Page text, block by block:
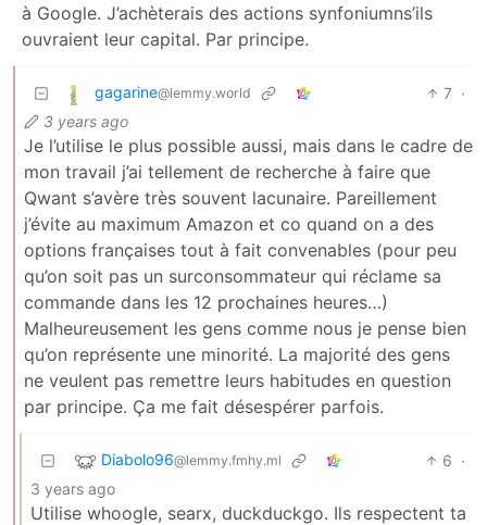
à Google. J’achèterais des actions synfoniumns’ils
ouvraient leur capital. Par principe.
gagarine@lemmy.world 7 ·
3 years ago
Je l’utilise le plus possible aussi, mais dans le cadre de
mon travail j’ai tellement de recherche à faire que
Qwant s’avère très souvent lacunaire. Pareillement
j’évite au maximum Amazon et co quand on a des
options françaises tout à fait convenables (pour peu
qu’on soit pas un surconsommateur qui réclame sa
commande dans les 12 prochaines heures…)
Malheureusement les gens comme nous je pense bien
qu’on représente une minorité. La majorité des gens
ne veulent pas remettre leurs habitudes en question
par principe. Ça me fait désespérer parfois.
Diabolo96@lemmy.fmhy.ml 6 ·
3 years ago
Utilise whoogle, searx, duckduckgo. Ils respectent ta